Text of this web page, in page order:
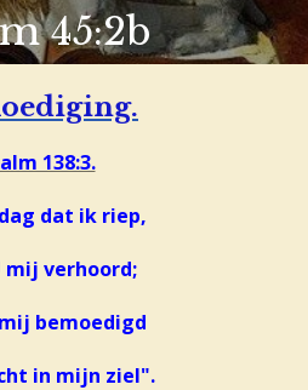
45:2b
138:3.
dat ik riep,
mij verhoord;
bemoedigd
in mijn ziel".